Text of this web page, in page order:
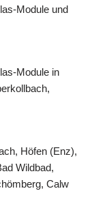
Module und
Module in
Höfen (Enz),
Wildbad,
Calw